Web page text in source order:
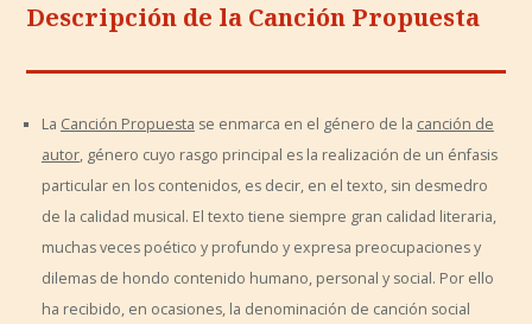
Descripción de la Canción Propuesta
La Canción Propuesta se enmarca en el género de la canción de
autor, género cuyo rasgo principal es la realización de un énfasis
particular en los contenidos, es decir, en el texto, sin desmedro
de la calidad musical. El texto tiene siempre gran calidad literaria,
muchas veces poético y profundo y expresa preocupaciones y
dilemas de hondo contenido humano, personal y social. Por ello
ha recibido, en ocasiones, la denominación de canción social